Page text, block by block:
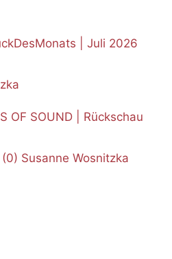
| Juli 2026
OF SOUND | Rückschau
(0) Susanne Wosnitzka